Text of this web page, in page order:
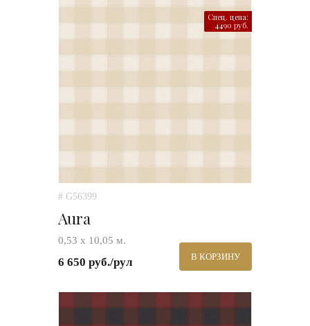
Спец. цена:
4490 руб.
# G56399
Aura
0,53 х 10,05 м.
6 650 руб./рул В КОРЗИНУ